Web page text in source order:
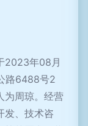
2023年08月
路6488号2
为周琼。经营
发、技术咨